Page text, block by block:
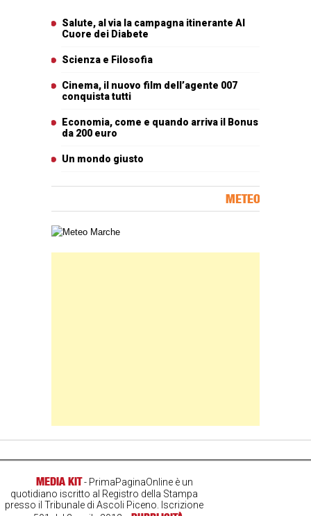
Salute, al via la campagna itinerante Al
Cuore dei Diabete
Scienza e Filosofia
Cinema, il nuovo film dell’agente 007
conquista tutti
Economia, come e quando arriva il Bonus
da 200 euro
Un mondo giusto
METEO
Carta meteorologica delle Marche
MEDIA KIT- PrimaPaginaOnline è un
quotidiano iscritto al Registro della Stampa
presso il Tribunale di Ascoli Piceno. Iscrizione